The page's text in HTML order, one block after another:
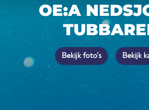
OE:A
Bekijk foto's Bekijk